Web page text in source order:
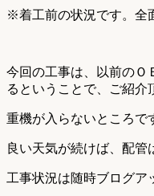
※着工前の状況です。全
今回の工事は、以前のＯ
るということで、ご紹介
重機が入らないところで
良い天気が続けば、配管
工事状況は随時ブログア